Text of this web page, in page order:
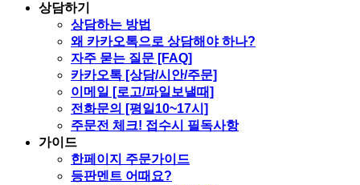
상담하기
상담하는 방법
왜 카카오톡으로 상담해야 하나?
자주 묻는 질문 [FAQ]
카카오톡 [상담/시안/주문]
이메일 [로고/파일보낼때]
전화문의 [평일10~17시]
주문전 체크! 접수시 필독사항
가이드
한페이지 주문가이드
등판멘트 어때요?